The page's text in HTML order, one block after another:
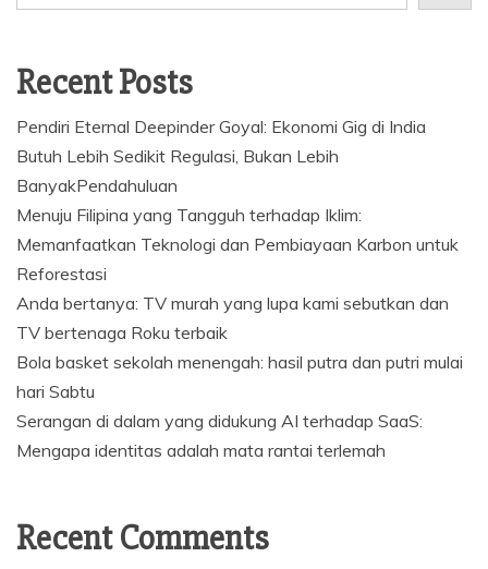
Recent Posts
Pendiri Eternal Deepinder Goyal: Ekonomi Gig di India
Butuh Lebih Sedikit Regulasi, Bukan Lebih
BanyakPendahuluan
Menuju Filipina yang Tangguh terhadap Iklim:
Memanfaatkan Teknologi dan Pembiayaan Karbon untuk
Reforestasi
Anda bertanya: TV murah yang lupa kami sebutkan dan
TV bertenaga Roku terbaik
Bola basket sekolah menengah: hasil putra dan putri mulai
hari Sabtu
Serangan di dalam yang didukung AI terhadap SaaS:
Mengapa identitas adalah mata rantai terlemah
Recent Comments